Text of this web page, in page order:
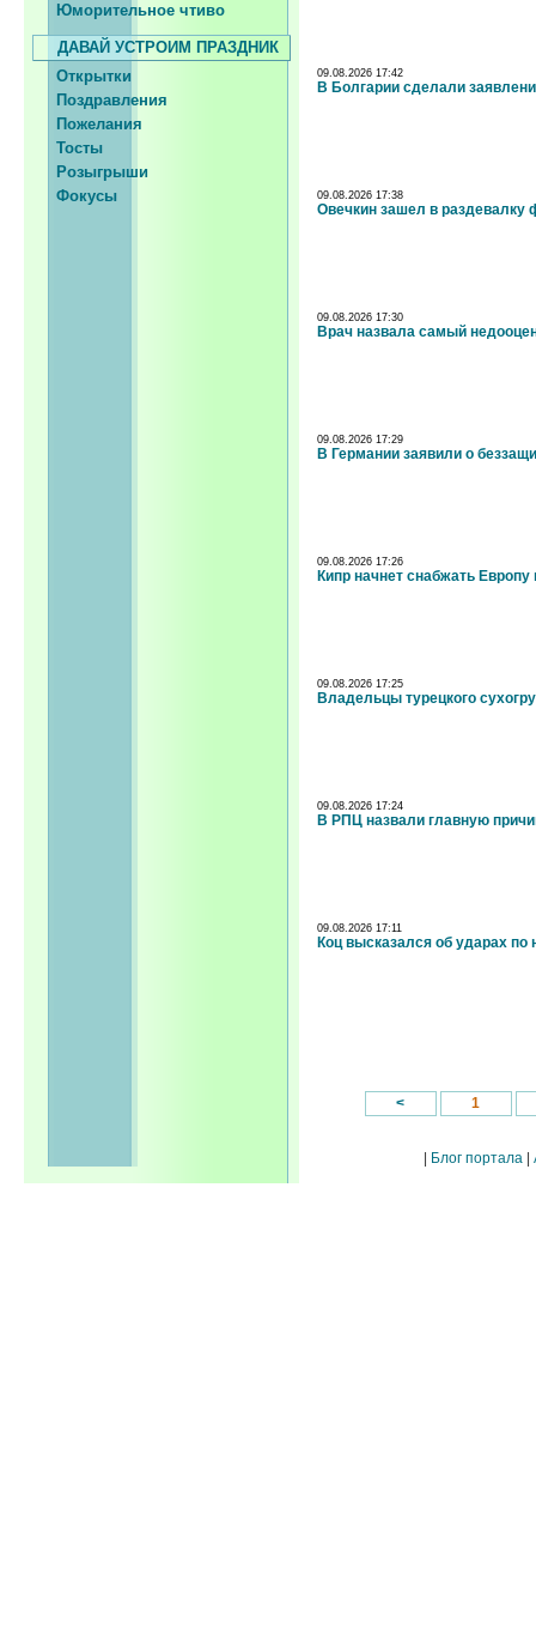
Юморительное чтиво
ДАВАЙ УСТРОИМ ПРАЗДНИК
Открытки
Поздравления
Пожелания
Тосты
Розыгрыши
Фокусы
09.08.2026 17:42
В Болгарии сделали
09.08.2026 17:38
Овечкин зашел в раздевалку
09.08.2026 17:30
Врач назвала самый
09.08.2026 17:29
В Германии заявили о
09.08.2026 17:26
Кипр начнет снабжать Европу
09.08.2026 17:25
Владельцы турецкого
09.08.2026 17:24
В РПЦ назвали главную
09.08.2026 17:11
Коц высказался об ударах по
< 1
Блог портала